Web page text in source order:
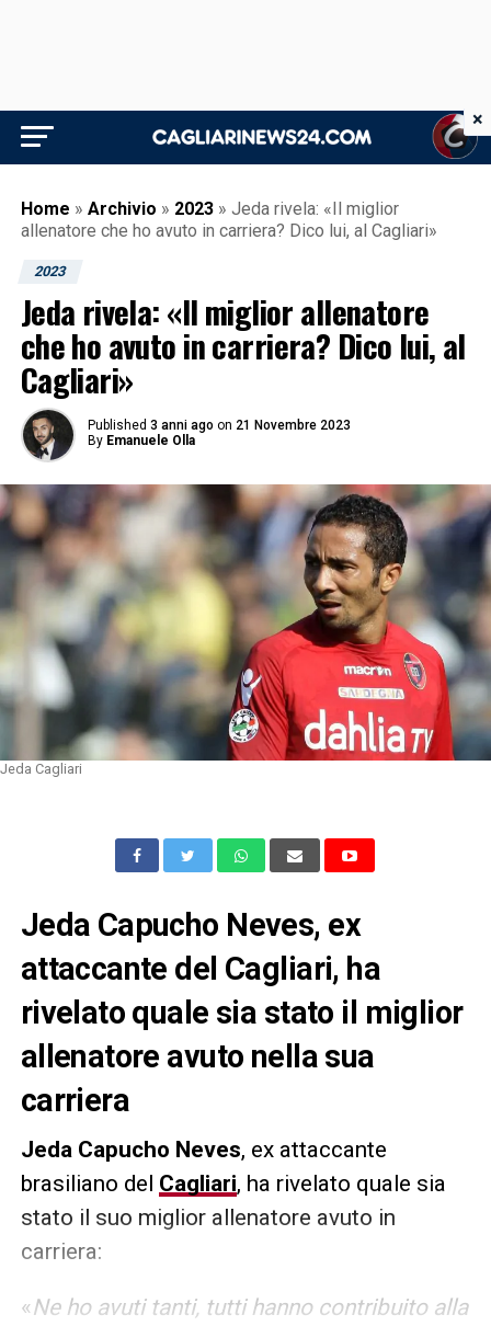
Home » Archivio » 2023 » Jeda rivela: «Il miglior
allenatore che ho avuto in carriera? Dico lui, al Cagliari»
2023
Jeda rivela: «Il miglior allenatore
che ho avuto in carriera? Dico lui, al
Cagliari»
Published 3 anni ago on 21 Novembre 2023
By Emanuele Olla
Jeda Cagliari
Jeda Capucho Neves, ex
attaccante del Cagliari, ha
rivelato quale sia stato il miglior
allenatore avuto nella sua
carriera
Jeda Capucho Neves, ex attaccante
brasiliano del Cagliari, ha rivelato quale sia
stato il suo miglior allenatore avuto in
carriera:
«Ne ho avuti tanti, tutti hanno contribuito alla
×